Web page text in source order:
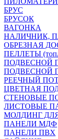
БРУС
БРУСОК
ВАГОНКА
НАЛИЧНИК,
ОБРЕЗНАЯ
ПЕЛЛЕТЫ
ПОДВЕСНОЙ
ПОДВЕСНОЙ
РЕЕЧНЫЙ
ЦВЕТНАЯ
СТЕНОВЫЕ
ЛИСТОВЫЕ
МОЛДИНГ
ПАНЕЛИ МДФ
ПАНЕЛИ ПВХ